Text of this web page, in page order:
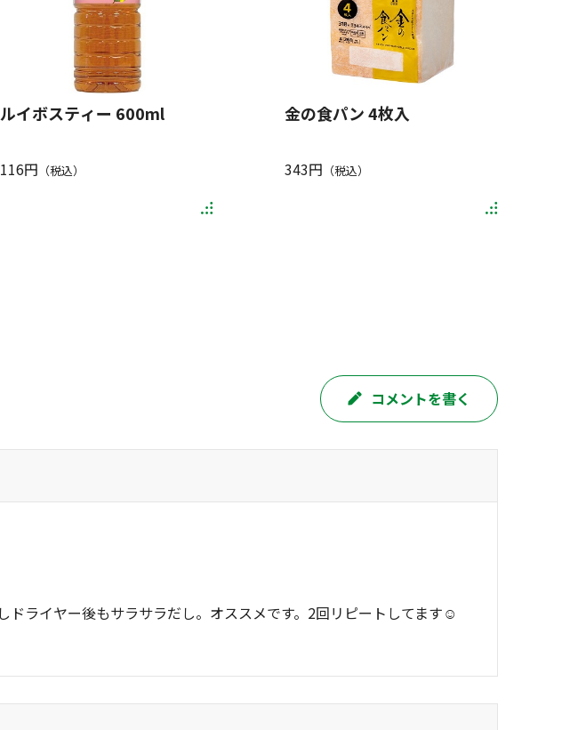
ルイボスティー 600ml
116円 （税込）
金の食パン 4枚入
343円 （税込）
コメントを書く
ライヤー後もサラサラだし。オススメです。2回リピートしてます☺️